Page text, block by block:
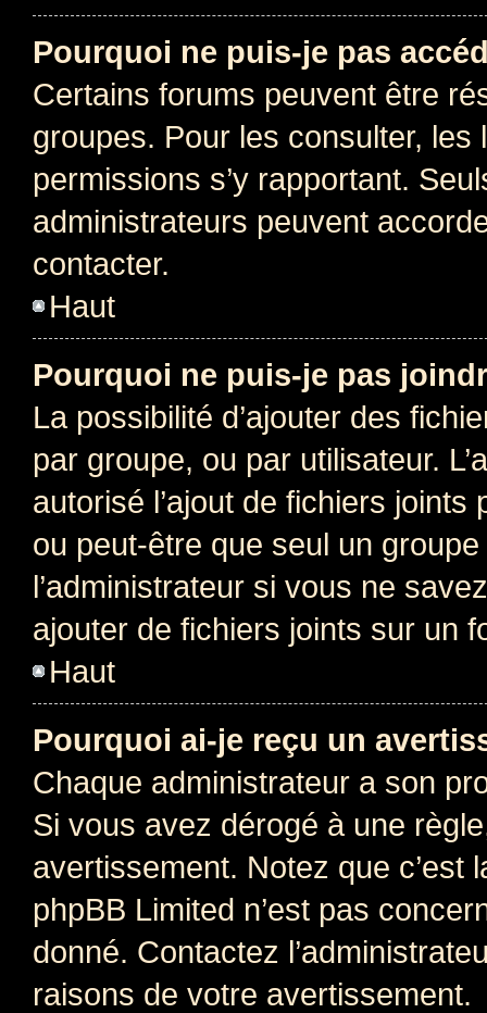
Pourquoi ne puis-je pas
Certains forums peuvent être
groupes. Pour les consulter,
permissions s’y rapportant.
administrateurs peuvent
contacter.
Haut
Pourquoi ne puis-je pas
La possibilité d’ajouter des
par groupe, ou par utilisateur.
autorisé l’ajout de fichiers
ou peut-être que seul un
l’administrateur si vous ne
ajouter de fichiers joints sur un
Haut
Pourquoi ai-je reçu un
Chaque administrateur a son
Si vous avez dérogé à une
avertissement. Notez que c’est
phpBB Limited n’est pas
donné. Contactez
raisons de votre avertissement.